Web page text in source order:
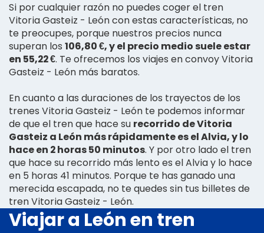
Si por cualquier razón no puedes coger el tren
Vitoria Gasteiz - León con estas características, no
te preocupes, porque nuestros precios nunca
superan los 106,80 €, y el precio medio suele estar
en 55,22 €. Te ofrecemos los viajes en convoy Vitoria
Gasteiz - León más baratos.
En cuanto a las duraciones de los trayectos de los
trenes Vitoria Gasteiz - León te podemos informar
de que el tren que hace su recorrido de Vitoria
Gasteiz a León más rápidamente es el Alvia, y lo
hace en 2 horas 50 minutos. Y por otro lado el tren
que hace su recorrido más lento es el Alvia y lo hace
en 5 horas 41 minutos. Porque te has ganado una
merecida escapada, no te quedes sin tus billetes de
tren Vitoria Gasteiz - León.
Viajar a León en tren